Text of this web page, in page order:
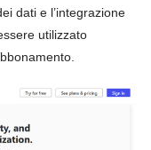
dati e l’integrazione
utilizzato